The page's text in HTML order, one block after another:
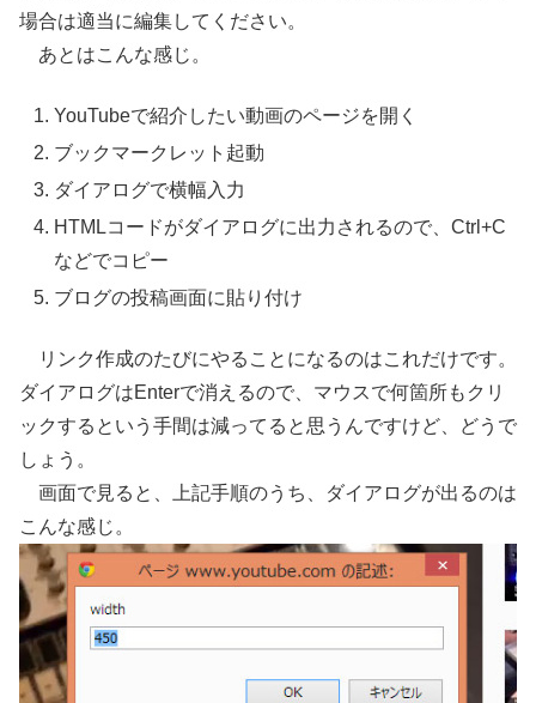
場合は適当に編集してください。
あとはこんな感じ。
YouTubeで紹介したい動画のページを開く
ブックマークレット起動
ダイアログで横幅入力
HTMLコードがダイアログに出力されるので、Ctrl+C
などでコピー
ブログの投稿画面に貼り付け
リンク作成のたびにやることになるのはこれだけです。
ダイアログはEnterで消えるので、マウスで何箇所もクリ
ックするという手間は減ってると思うんですけど、どうで
しょう。
画面で見ると、上記手順のうち、ダイアログが出るのは
こんな感じ。